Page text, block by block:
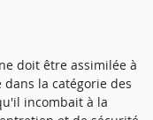
doit être assimilée à
dans la catégorie des
incombait à la